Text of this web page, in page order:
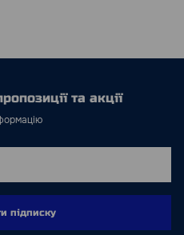
та акції
підписку